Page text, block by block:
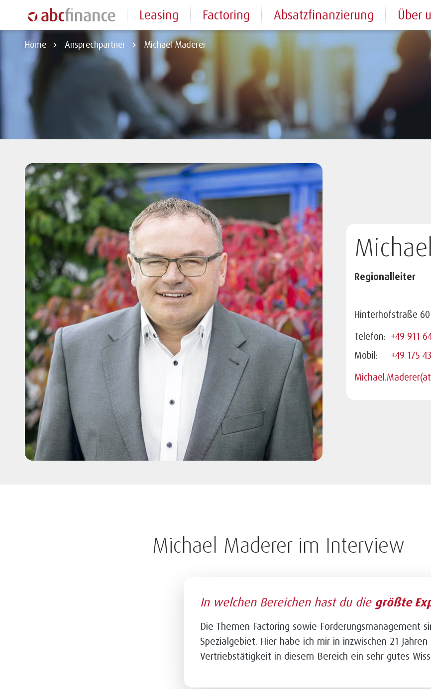
Home Ansprechpartner Michael Maderer
Regionalleiter
Hinterhofstraße 60
Telefon: +49 911
Mobil:
+49 175
Michael Maderer im Interview
In welchen Bereichen hast du die größte
Die Themen Factoring sowie Forderungsmanagement
Spezialgebiet. Hier habe ich mir in inzwischen 21 Jahren
Vertriebstätigkeit in diesem Bereich ein sehr gutes
Leasing Factoring Absatzfinanzierung Über